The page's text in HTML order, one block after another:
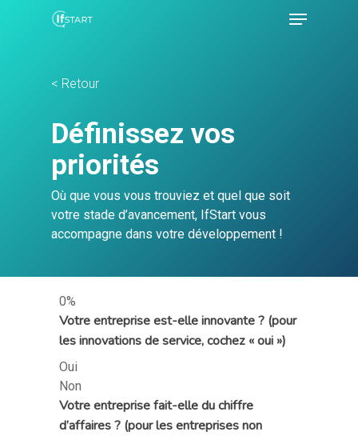
< Retour
Définissez vos
priorités
Où que vous vous trouviez et quel que soit
votre stade d’avancement, IfStart vous
accompagne dans votre développement !
0%
Votre entreprise est-elle innovante ? (pour
les innovations de service, cochez « oui »)
Oui
Non
Votre entreprise fait-elle du chiffre
d’affaires ? (pour les entreprises non